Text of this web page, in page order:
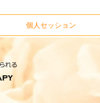
個人セッション